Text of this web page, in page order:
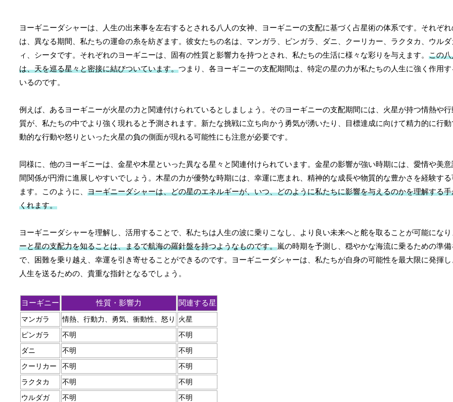
ヨーギニーダシャーは、人生の出来事を左右するとされる八人の女神、ヨーギニーの支配に基づく占星術の体系です。それぞ
は、異なる期間、私たちの運命の糸を紡ぎます。彼女たちの名は、マンガラ、ピンガラ、ダニ、クーリカー、ラクタカ、ウル
ィ、シータです。それぞれのヨーギニーは、固有の性質と影響力を持つとされ、私たちの生活に様々な彩りを与えます。 この
は、天を巡る星々と密接に結びついています。つまり、各ヨーギニーの支配期間は、特定の星の力が私たちの人生に強く作用
いるのです。
例えば、あるヨーギニーが火星の力と関連付けられているとしましょう。そのヨーギニーの支配期間には、火星が持つ情熱や
質が、私たちの中でより強く現れると予測されます。新たな挑戦に立ち向かう勇気が湧いたり、目標達成に向けて精力的に行
動的な行動や怒りといった火星の負の側面が現れる可能性にも注意が必要です。
同様に、他のヨーギニーは、金星や木星といった異なる星々と関連付けられています。金星の影響が強い時期には、愛情や美意
間関係が円滑に進展しやすいでしょう。木星の力が優勢な時期には、幸運に恵まれ、精神的な成長や物質的な豊かさを経験する
ます。このように、 ヨーギニーダシャーは、どの星のエネルギーが、いつ、どのように私たちに影響を与えるのかを理解する
くれます。
ヨーギニーダシャーを理解し、活用することで、私たちは人生の波に乗りこなし、より良い未来へと舵を取ることが可能になり
ーと星の支配力を知ることは、まるで航海の羅針盤を持つようなものです。嵐の時期を予測し、穏やかな海流に乗るための準備
で、困難を乗り越え、幸運を引き寄せることができるのです。ヨーギニーダシャーは、私たちが自身の可能性を最大限に発揮
人生を送るための、貴重な指針となるでしょう。
ヨーギニー 性質・影響力 関連する星
マンガラ 情熱、行動力、勇気、衝動性、怒り 火星
ピンガラ 不明 不明
ダニ 不明 不明
クーリカー 不明 不明
ラクタカ 不明 不明
ウルダガ 不明 不明